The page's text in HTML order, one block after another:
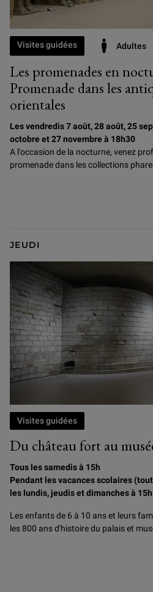
Les promenades en
Promenade dans les
orientales
Visites guidées Adultes
Les vendredis 7 août, 28 août, 25
octobre et 27 novembre à 18h30
A l'occasion de la nocturne, venez
promenade dans les collections
JEUDI
Du château fort au
Visites guidées
Tous les samedis à 15h
Pendant les vacances scolaires
les lundis, jeudis et dimanches à 15h
Les enfants de 6 à 10 ans et leurs
les 800 ans d'histoire du palais et